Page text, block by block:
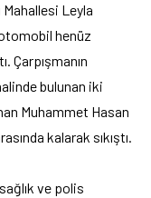
Mahallesi Leyla
henüz
Çarpışmanın
bulunan iki
Muhammet Hasan
kalarak sıkıştı.
ve polis